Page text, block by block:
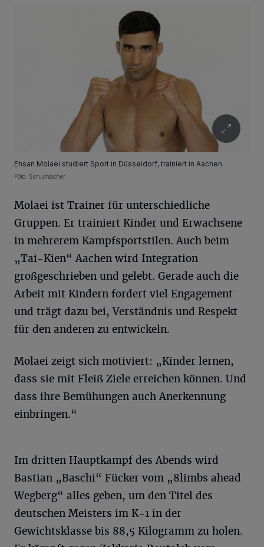
Ehsan Molaei studiert Sport in Düsseldorf, trainiert in Aachen.
Foto: Schumacher
Molaei ist Trainer für unterschiedliche
Gruppen. Er trainiert Kinder und Erwachsene
in mehrerem Kampfsportstilen. Auch beim
„Tai-Kien“ Aachen wird Integration
großgeschrieben und gelebt. Gerade auch die
Arbeit mit Kindern fordert viel Engagement
und trägt dazu bei, Verständnis und Respekt
für den anderen zu entwickeln.
Molaei zeigt sich motiviert: „Kinder lernen,
dass sie mit Fleiß Ziele erreichen können. Und
dass ihre Bemühungen auch Anerkennung
einbringen.“
Im dritten Hauptkampf des Abends wird
Bastian „Baschi“ Fücker vom „8limbs ahead
Wegberg“ alles geben, um den Titel des
deutschen Meisters im K-1 in der
Gewichtsklasse bis 88,5 Kilogramm zu holen.